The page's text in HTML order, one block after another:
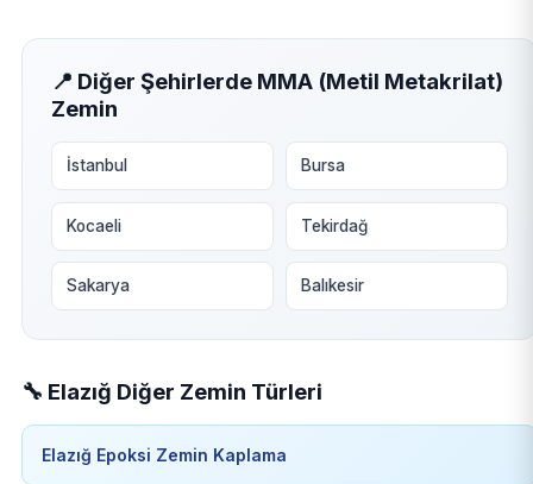
📍 Diğer Şehirlerde MMA (Metil Metakrilat)
Zemin
İstanbul Bursa
Kocaeli Tekirdağ
Sakarya Balıkesir
🔧 Elazığ Diğer Zemin Türleri
Elazığ Epoksi Zemin Kaplama